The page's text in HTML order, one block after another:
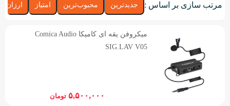
مرتب سازی بر اساس : جدیدترین محبوب‌ترین امتیاز
میکروفن یقه ای کامیکا Comica Audio
SIG.LAV V05
۵,۵۰۰,۰۰۰ تومان